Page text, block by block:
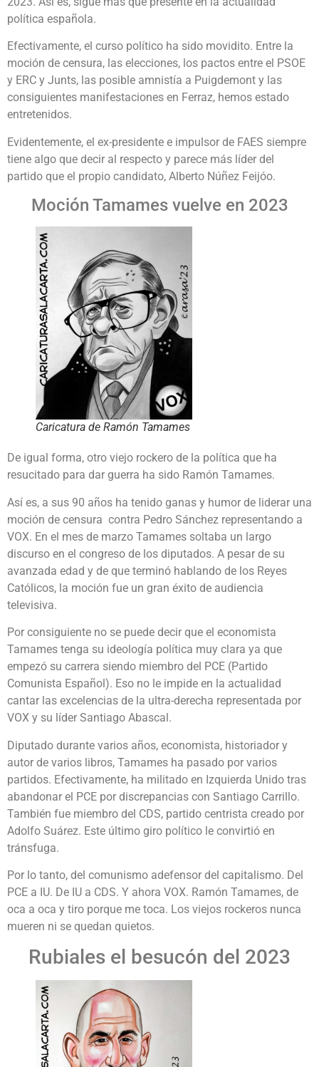
política española.
Efectivamente, el curso político ha sido movidito. Entre la
moción de censura, las elecciones, los pactos entre el PSOE
y ERC y Junts, las posible amnistía a Puigdemont y las
consiguientes manifestaciones en Ferraz, hemos estado
entretenidos.
Evidentemente, el ex-presidente e impulsor de FAES siempre
tiene algo que decir al respecto y parece más líder del
partido que el propio candidato, Alberto Núñez Feijóo.
Moción Tamames vuelve en 2023
Caricatura de Ramón Tamames
De igual forma, otro viejo rockero de la política que ha
resucitado para dar guerra ha sido Ramón Tamames.
Así es, a sus 90 años ha tenido ganas y humor de liderar una
moción de censura contra Pedro Sánchez representando a
VOX. En el mes de marzo Tamames soltaba un largo
discurso en el congreso de los diputados. A pesar de su
avanzada edad y de que terminó hablando de los Reyes
Católicos, la moción fue un gran éxito de audiencia
televisiva.
Por consiguiente no se puede decir que el economista
Tamames tenga su ideología política muy clara ya que
empezó su carrera siendo miembro del PCE (Partido
Comunista Español). Eso no le impide en la actualidad
cantar las excelencias de la ultra-derecha representada por
VOX y su líder Santiago Abascal.
Diputado durante varios años, economista, historiador y
autor de varios libros, Tamames ha pasado por varios
partidos. Efectivamente, ha militado en Izquierda Unido tras
abandonar el PCE por discrepancias con Santiago Carrillo.
También fue miembro del CDS, partido centrista creado por
Adolfo Suárez. Este último giro político le convirtió en
tránsfuga.
Por lo tanto, del comunismo adefensor del capitalismo. Del
PCE a IU. De IU a CDS. Y ahora VOX. Ramón Tamames, de
oca a oca y tiro porque me toca. Los viejos rockeros nunca
mueren ni se quedan quietos.
Rubiales el besucón del 2023